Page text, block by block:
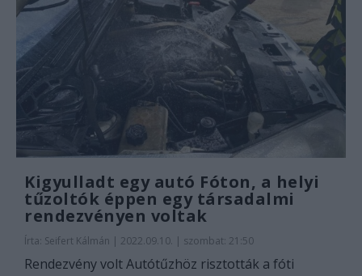
Kigyulladt egy autó Fóton, a helyi
tűzoltók éppen egy társadalmi
rendezvényen voltak
Írta: Seifert Kálmán | 2022.09.10. | szombat: 21:50
Rendezvény volt Autótűzhöz risztották a fóti